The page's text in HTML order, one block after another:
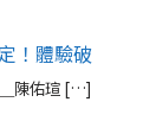
！體驗破
陳佑瑄 […]